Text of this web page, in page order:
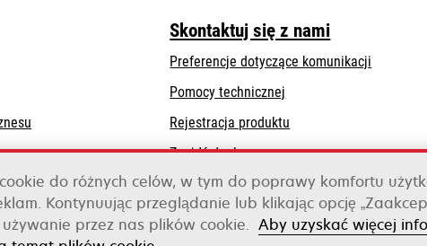
tab
new
tab
Skontaktuj się z nami
Preferencje dotyczące komunikacji
Pomocy technicznej
a
new
tab
Rejestracja produktu
Znajdź dealera
Lista hurtowni
firma należąca do Xerox
do różnych celów, w tym do poprawy komfortu
Kontynuując przeglądanie lub klikając opcję
przez nas plików cookie. Aby uzyskać więcej